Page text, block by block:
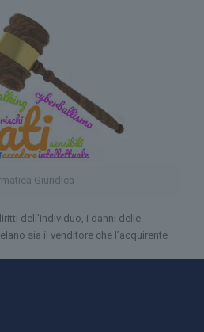
Giuridica
dell’individuo, i danni delle
sia il venditore che l’acquirente